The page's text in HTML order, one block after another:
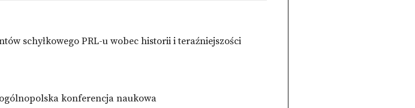
schyłkowego PRL-u wobec historii i teraźniejszości
konferencja naukowa